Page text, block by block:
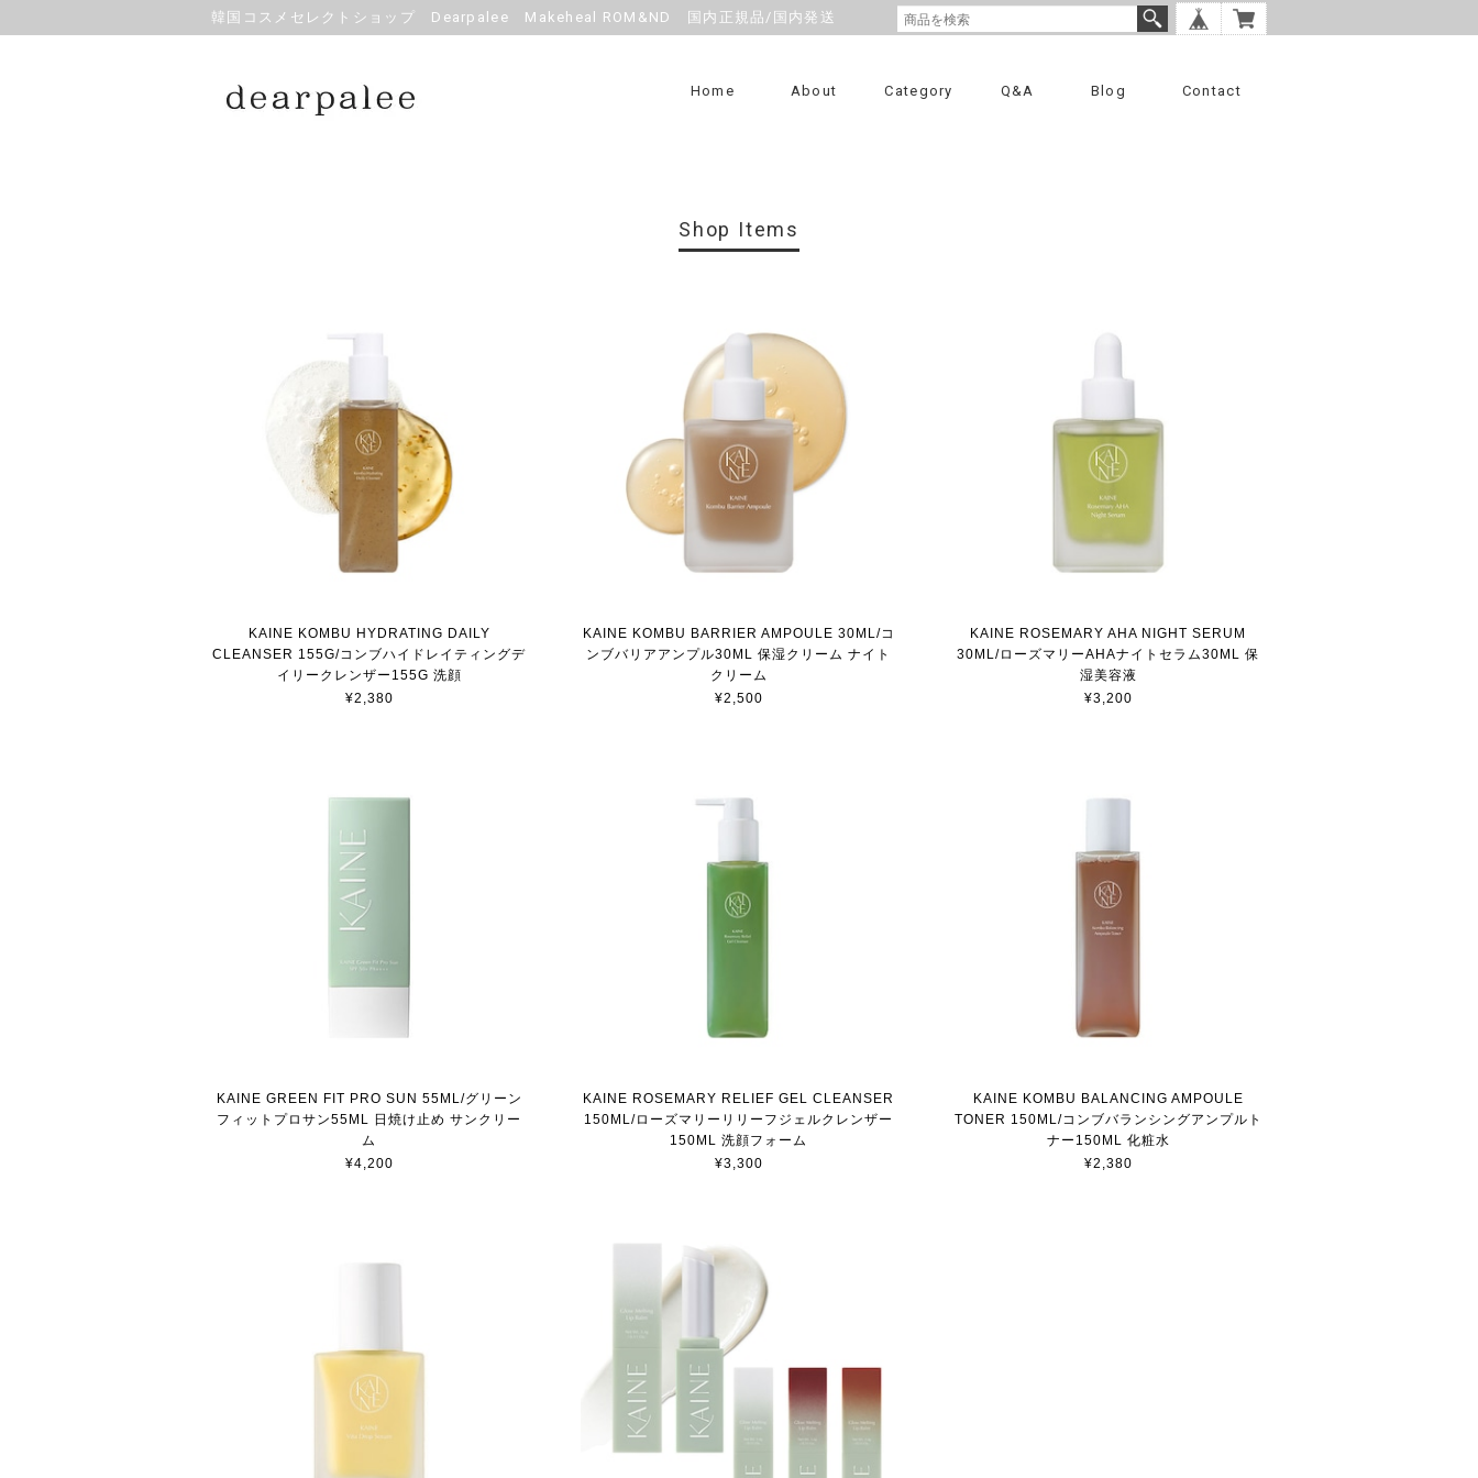
韓国コスメセレクトショップ Dearpalee Makeheal ROM&ND 国内正規品/国内発送
Home About Category Q&A Blog Contact
Shop Items
KAINE KOMBU HYDRATING DAILY
CLEANSER 155G/コンブハイドレイティングデ
イリークレンザー155G 洗顔
¥2,380
KAINE KOMBU BARRIER AMPOULE 30ML/コ
ンブバリアアンプル30ML 保湿クリーム ナイト
クリーム
¥2,500
KAINE ROSEMARY AHA NIGHT SERUM
30ML/ローズマリーAHAナイトセラム30ML 保
湿美容液
¥3,200
KAINE GREEN FIT PRO SUN 55ML/グリーン
フィットプロサン55ML 日焼け止め サンクリー
ム
¥4,200
KAINE ROSEMARY RELIEF GEL CLEANSER
150ML/ローズマリーリリーフジェルクレンザー
150ML 洗顔フォーム
¥3,300
KAINE KOMBU BALANCING AMPOULE
TONER 150ML/コンブバランシングアンプルト
ナー150ML 化粧水
¥2,380